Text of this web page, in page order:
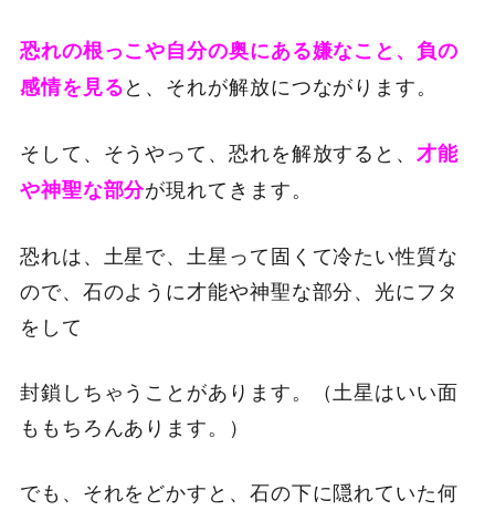
恐れの根っこや自分の奥にある嫌なこと、負の
感情を見ると、それが解放につながります。
そして、そうやって、恐れを解放すると、才能
や神聖な部分が現れてきます。
恐れは、土星で、土星って固くて冷たい性質な
ので、石のように才能や神聖な部分、光にフタ
をして
封鎖しちゃうことがあります。（土星はいい面
ももちろんあります。）
でも、それをどかすと、石の下に隠れていた何